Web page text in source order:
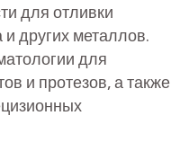
для отливки
и других металлов.
для
и протезов, а также